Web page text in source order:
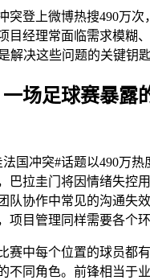
突登上微博热搜490万次
目经理常面临需求模糊
解决这些问题的关键钥匙
场足球赛暴露
法国冲突#话题以490万
巴拉圭门将因情绪失控
队协作中常见的沟通失
项目管理同样需要各个环
赛中每个位置的球员都
不同角色。前锋相当于